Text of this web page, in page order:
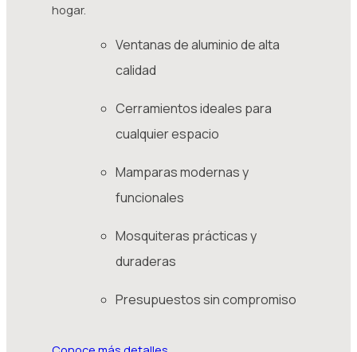
hogar.
Ventanas de aluminio de alta
calidad
Cerramientos ideales para
cualquier espacio
Mamparas modernas y
funcionales
Mosquiteras prácticas y
duraderas
Presupuestos sin compromiso